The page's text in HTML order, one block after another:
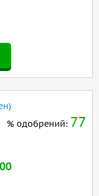
% одобрений: 77